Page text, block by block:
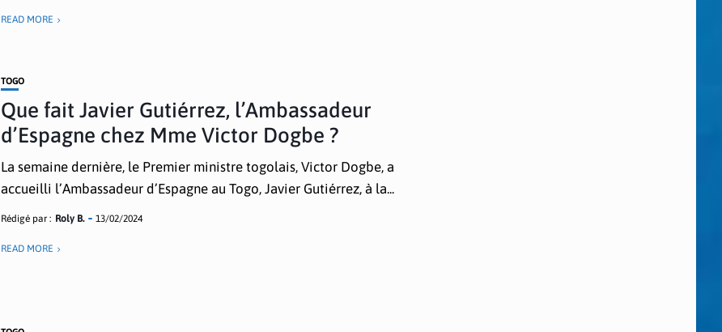
READ MORE
TOGO
Que fait Javier Gutiérrez, l’Ambassadeur
d’Espagne chez Mme Victor Dogbe ?
La semaine dernière, le Premier ministre togolais, Victor Dogbe, a
accueilli l’Ambassadeur d’Espagne au Togo, Javier Gutiérrez, à la...
Rédigé par : Roly B. 13/02/2024
READ MORE